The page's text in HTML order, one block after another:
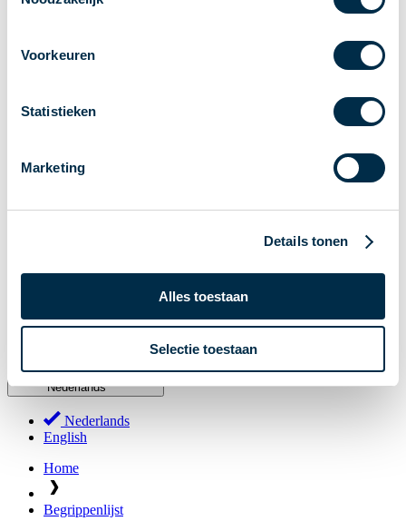
Voorkeuren
Statistieken
Marketing
Details tonen
Alles toestaan
Selectie toestaan
Lidmaatschap
Deelnemers in het betalingsverkeer
PI-ISAC
Begrippenlijst
Nederlands
Nederlands
English
Home
Begrippenlijst